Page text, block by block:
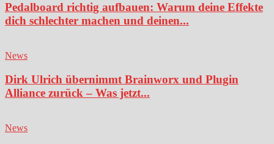
Pedalboard richtig aufbauen: Warum deine Effekte
dich schlechter machen und deinen...
News
Dirk Ulrich übernimmt Brainworx und Plugin
Alliance zurück – Was jetzt...
News